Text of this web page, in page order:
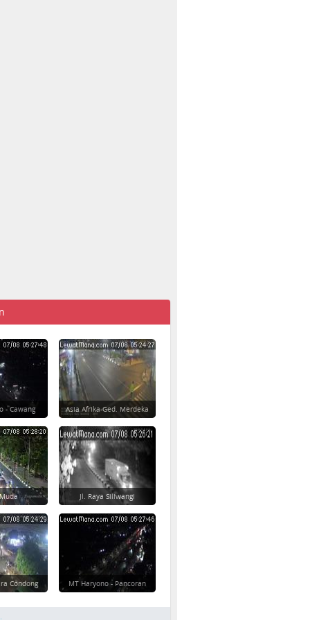
- Cawang Asia Afrika-Ged. Merdeka
Jl. Raya Siliwangi
Condong MT Haryono - Pancoran